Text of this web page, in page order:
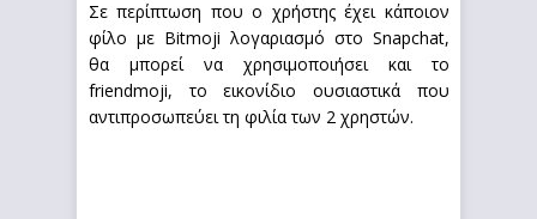
Σε περίπτωση που ο χρήστης έχει κάποιον
φίλο με Bitmoji λογαριασμό στο Snapchat,
θα μπορεί να χρησιμοποιήσει και το
friendmoji, το εικονίδιο ουσιαστικά που
αντιπροσωπεύει τη φιλία των 2 χρηστών.